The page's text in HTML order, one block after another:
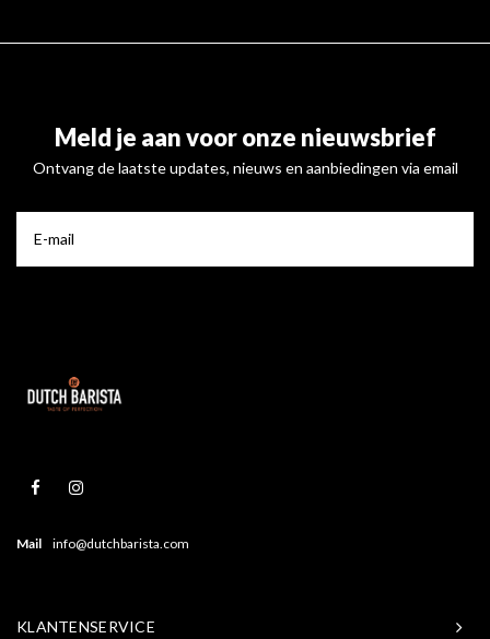
Meld je aan voor onze nieuwsbrief
Ontvang de laatste updates, nieuws en aanbiedingen via email
Mail info@dutchbarista.com
KLANTENSERVICE